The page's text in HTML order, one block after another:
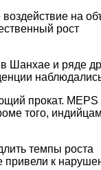
на
рост
Шанхае и ряде
прокат. MEPS
того,
темпы роста
привели к